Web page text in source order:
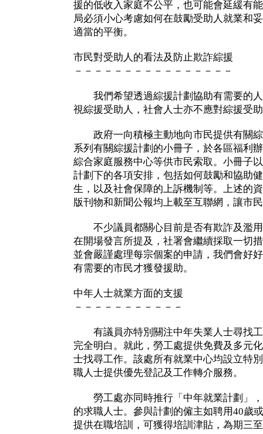
援的低收入家庭不公平，也可能會延緩有
局必須小心考慮如何在鼓勵受助人就業和
適當的平衡。
市民對受助人的看法及防止欺詐綜援
－－－－－－－－－－－－－－－－
我們希望透過綜援計劃協助有需要的人
視綜援受助人，社會人士亦不應對綜援受
政府一向積極主動地向市民提供有關綜
系列有關綜援計劃的小冊子，於各區福利
綜合家庭服務中心等供市民索取。小冊子
計劃下的各項安排，包括如何鼓勵和協助
生，以及社會保障的上訴機制等。上述的
版刊物和新聞公報均上載至互聯網，讓市
不少議員都關心目前是否有欺詐及濫用
在開場發言所提及，社署會繼續採取一切
並會嚴謹處理每宗個案的申請，我們會好
有需要的市民才獲發援助。
中年人士就業方面的支援
－－－－－－－－－－－
有議員亦特別關注中年失業人士尋找工
完全明白。就此，勞工處提供免費及多元
士找尋工作。該處所有就業中心均設立特
職人士提供優先登記及工作轉介服務。
勞工處亦同時推行「中年就業計劃」，
的求職人士。參與計劃的僱主如聘用40歲
提供在職培訓，可獲得培訓津貼，為期三